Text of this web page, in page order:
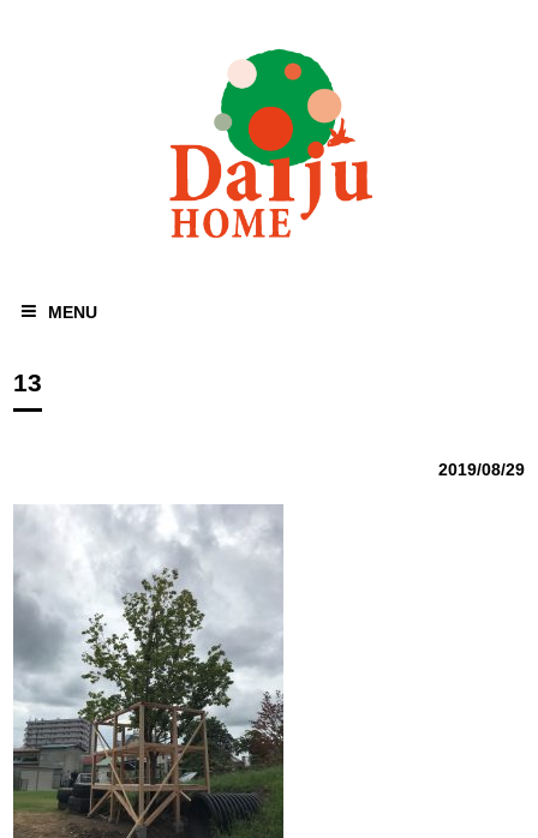
MENU
13
2019/08/29